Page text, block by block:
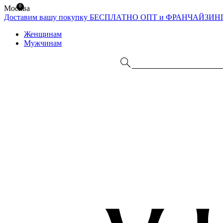
Москва
Доставим вашу покупку БЕСПЛАТНО ОПТ и
Женщинам
Мужчинам
0